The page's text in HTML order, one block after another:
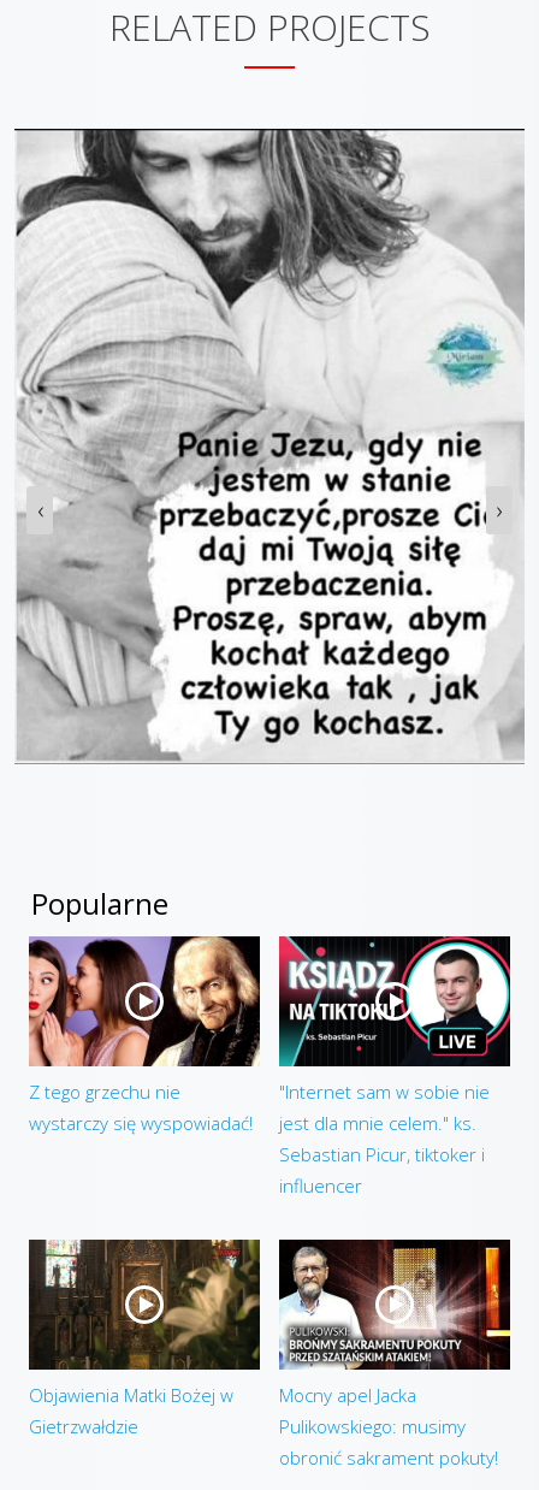
RELATED PROJECTS
‹ ›
Popularne
Z tego grzechu nie
wystarczy się wyspowiadać!
"Internet sam w sobie nie
jest dla mnie celem." ks.
Sebastian Picur, tiktoker i
influencer
Objawienia Matki Bożej w
Gietrzwałdzie
Mocny apel Jacka
Pulikowskiego: musimy
obronić sakrament pokuty!